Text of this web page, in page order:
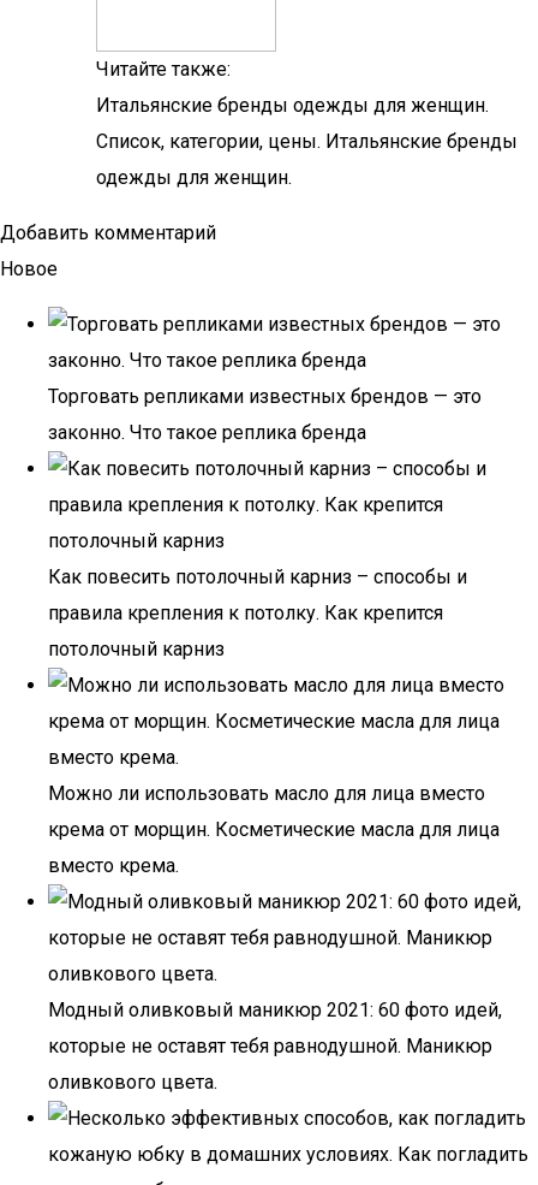
Читайте также:
Итальянские бренды одежды для женщин.
Список, категории, цены. Итальянские бренды
одежды для женщин.
Добавить комментарий
Новое
Торговать репликами известных брендов — это
законно. Что такое реплика бренда
Как повесить потолочный карниз – способы и
правила крепления к потолку. Как крепится
потолочный карниз
Можно ли использовать масло для лица вместо
крема от морщин. Косметические масла для лица
вместо крема.
Модный оливковый маникюр 2021: 60 фото идей,
которые не оставят тебя равнодушной. Маникюр
оливкового цвета.